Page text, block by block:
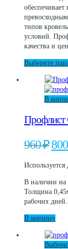
типов
условий.
качества и
Выберите
В
Профлист
960₽ цена
960
Используется
В наличии на
Толщина
рабочих дней.
В корзину